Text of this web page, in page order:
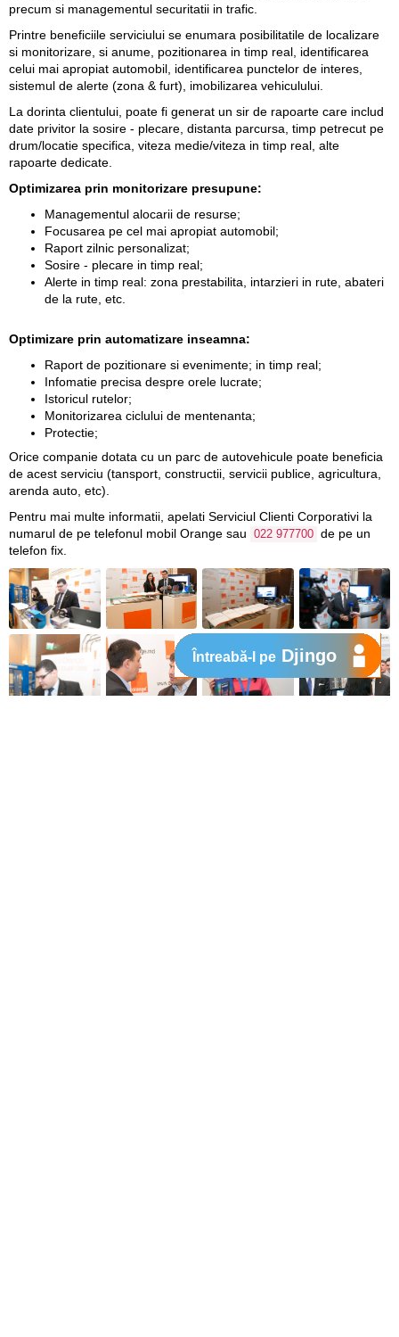
precum si managementul securitatii in trafic.
Printre beneficiile serviciului se enumara posibilitatile de localizare
si monitorizare, si anume, pozitionarea in timp real, identificarea
celui mai apropiat automobil, identificarea punctelor de interes,
sistemul de alerte (zona & furt), imobilizarea vehiculului.
La dorinta clientului, poate fi generat un sir de rapoarte care includ
date privitor la sosire - plecare, distanta parcursa, timp petrecut pe
drum/locatie specifica, viteza medie/viteza in timp real, alte
rapoarte dedicate.
Optimizarea prin monitorizare presupune:
Managementul alocarii de resurse;
Focusarea pe cel mai apropiat automobil;
Raport zilnic personalizat;
Sosire - plecare in timp real;
Alerte in timp real: zona prestabilita, intarzieri in rute, abateri
de la rute, etc.
Optimizare prin automatizare inseamna:
Raport de pozitionare si evenimente; in timp real;
Infomatie precisa despre orele lucrate;
Istoricul rutelor;
Monitorizarea ciclului de mentenanta;
Protectie;
Orice companie dotata cu un parc de autovehicule poate beneficia
de acest serviciu (tansport, constructii, servicii publice, agricultura,
arenda auto, etc).
Pentru mai multe informatii, apelati Serviciul Clienti Corporativi la
numarul de pe telefonul mobil Orange sau
022 977700 de pe un
telefon fix.
Întreabă-l pe Djingo